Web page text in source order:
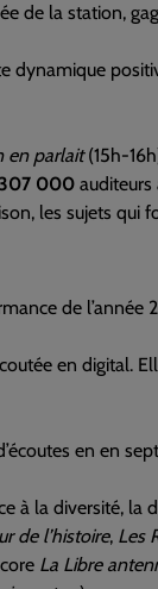
de la station,
dynamique
en parlait(15h-
000
les sujets qui
de l’année
en digital.
en en
à la diversité, la
de l’histoire, Les
La Libre